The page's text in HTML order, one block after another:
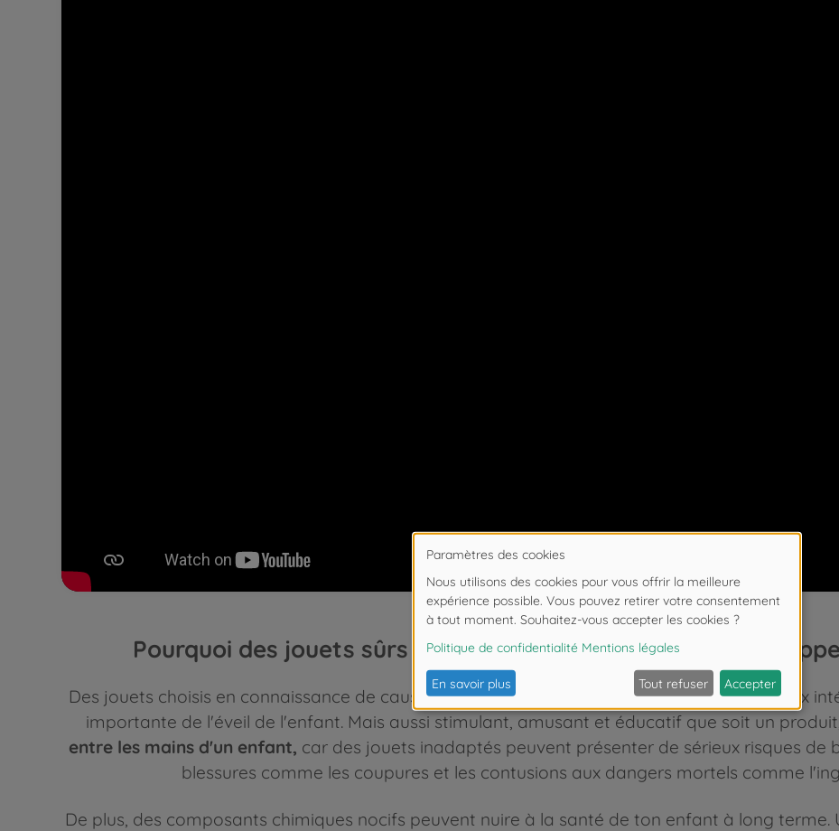
Pourquoi des jouets sûrs sont-ils importants pour le
Des jouets choisis en connaissance de cause et adaptés au stade de développement et aux
importante de l'éveil de l'enfant. Mais aussi stimulant, amusant et éducatif que soit un
entre les mains d'un enfant, car des jouets inadaptés peuvent présenter de sérieux risques de
blessures comme les coupures et les contusions aux dangers mortels comme
De plus, des composants chimiques nocifs peuvent nuire à la santé de ton enfant à long